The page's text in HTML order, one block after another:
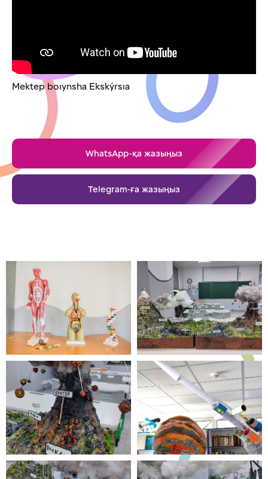
Mektep boıynsha Ekskýrsıa
WhatsApp-қа жазыңыз
Telegram-ға жазыңыз